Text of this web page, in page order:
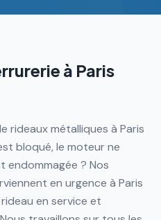
à Paris
rideaux métalliques à Paris
bloqué, le moteur ne
endommagée ? Nos
en urgence à Paris
en service et